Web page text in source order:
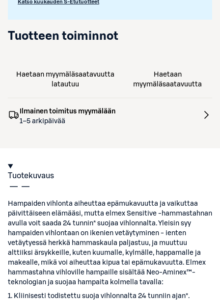
Katso kuukauden S-Etutuotteet
Tuotteen toiminnot
Haetaan myymäläsaatavuutta
latautuu
Haetaan
myymäläsaatavuutta
Ilmainen toimitus myymälään
1–5 arkipäivää
Tuotekuvaus
Hampaiden vihlonta aiheuttaa epämukavuutta ja vaikuttaa
päivittäiseen elämääsi, mutta elmex Sensitive -hammastahnan
avulla voit saada 24 tunnin* suojaa vihlonnalta. Yleisin syy
hampaiden vihlontaan on ikenien vetäytyminen - ienten
vetäytyessä herkkä hammaskaula paljastuu, ja muuttuu
alttiiksi ärsykkeille, kuten kuumalle, kylmälle, happamalle ja
makealle, mikä voi aiheuttaa kipua tai epämukavuutta. Elmex
hammastahna vihloville hampaille sisältää Neo-Aminex™-
teknologian ja suojaa hampaita kolmella tavalla:
1. Kliinisesti todistettu suoja vihlonnalta 24 tunniin ajan*.